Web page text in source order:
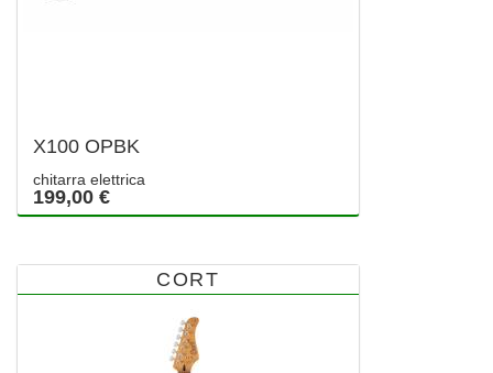
X100 OPBK
chitarra elettrica
199,00 €
CORT